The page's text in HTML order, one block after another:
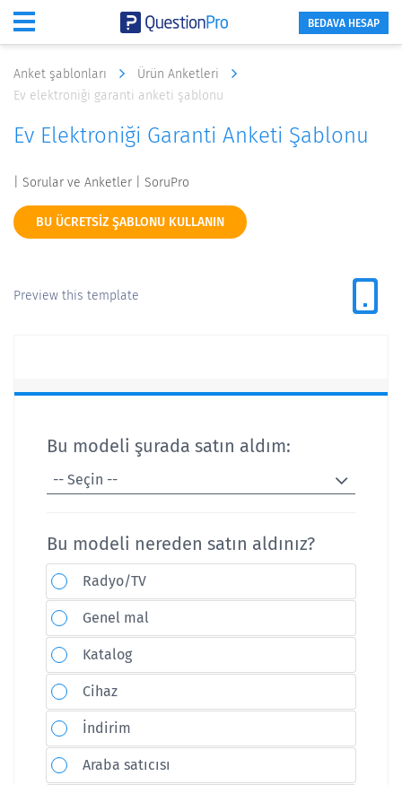
BEDAVA HESAP
Anket şablonları
Ürün Anketleri
Ev elektroniği garanti anketi şablonu
Ev Elektroniği Garanti Anketi Şablonu
| Sorular ve Anketler | SoruPro
BU ÜCRETSIZ ŞABLONU KULLANIN
Preview this template